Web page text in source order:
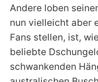
Andere loben
nun vielleicht aber
Fans stellen, ist,
beliebte
schwankenden